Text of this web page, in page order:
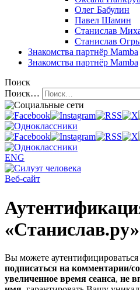
Олег Бабулин
Павел Шамин
Станислав
Станислав
Знакомства партнёр Mamba
Знакомства партнёр Mamba
Поиск
Поиск…
ENG
Веб-сайт
«Станислав.ру»
Вы можете
подписаться на комментарии/
увеличенное время сеанса, не